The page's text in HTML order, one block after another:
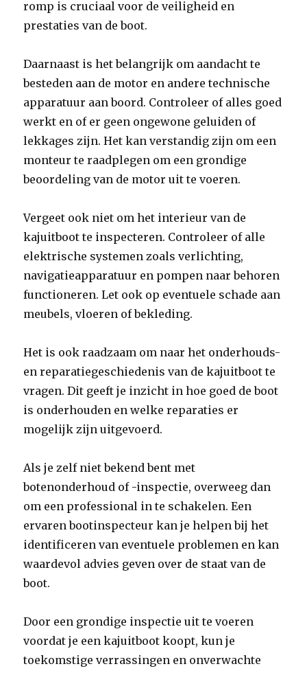
romp is cruciaal voor de veiligheid en
prestaties van de boot.
Daarnaast is het belangrijk om aandacht te
besteden aan de motor en andere technische
apparatuur aan boord. Controleer of alles goed
werkt en of er geen ongewone geluiden of
lekkages zijn. Het kan verstandig zijn om een
monteur te raadplegen om een grondige
beoordeling van de motor uit te voeren.
Vergeet ook niet om het interieur van de
kajuitboot te inspecteren. Controleer of alle
elektrische systemen zoals verlichting,
navigatieapparatuur en pompen naar behoren
functioneren. Let ook op eventuele schade aan
meubels, vloeren of bekleding.
Het is ook raadzaam om naar het onderhouds-
en reparatiegeschiedenis van de kajuitboot te
vragen. Dit geeft je inzicht in hoe goed de boot
is onderhouden en welke reparaties er
mogelijk zijn uitgevoerd.
Als je zelf niet bekend bent met
botenonderhoud of -inspectie, overweeg dan
om een professional in te schakelen. Een
ervaren bootinspecteur kan je helpen bij het
identificeren van eventuele problemen en kan
waardevol advies geven over de staat van de
boot.
Door een grondige inspectie uit te voeren
voordat je een kajuitboot koopt, kun je
toekomstige verrassingen en onverwachte